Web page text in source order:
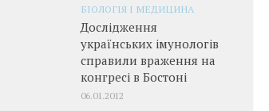
БІОЛОГІЯ І МЕДИЦИНА
Дослідження
українських імунологів
справили враження на
конгресі в Бостоні
06.01.2012